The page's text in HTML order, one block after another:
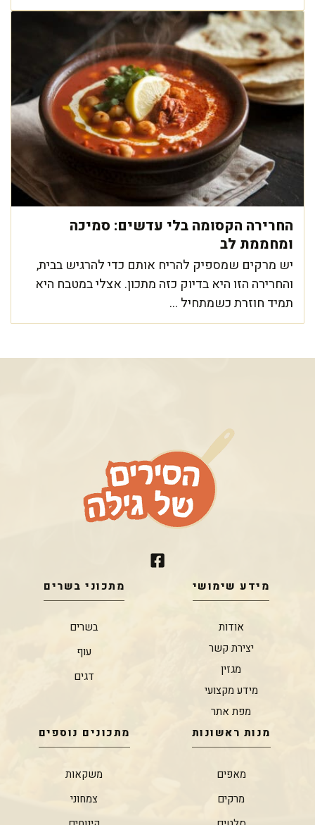
החרירה הקסומה בלי עדשים: סמיכה
ומחממת לב
יש מרקים שמספיק להריח אותם כדי להרגיש בבית,
והחרירה הזו היא בדיוק כזה מתכון. אצלי במטבח היא
תמיד חוזרת כשמתחיל ...
מידע שימושי
אודות
יצירת קשר
מגזין
מידע מקצועי
מפת אתר
מתכוני בשרים
בשרים
עוף
דגים
מנות ראשונות
מאפים
מרקים
מתכונים נוספים
משקאות
צמחוני